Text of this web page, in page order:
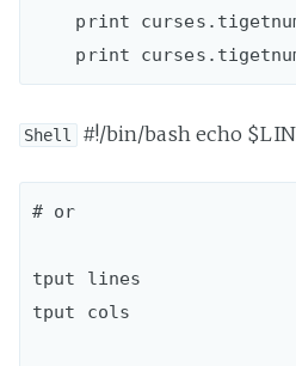
Shell #!/bin/bash echo
# or
tput lines
tput cols